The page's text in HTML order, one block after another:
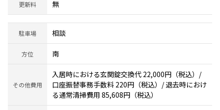
更新料 無
駐車場 相談
方位 南
その他費用
入居時における玄関錠交換代 22,000円（税込）/
口座振替事務手数料 220円（税込）/ 退去時におけ
る通常清掃費用 85,608円（税込）